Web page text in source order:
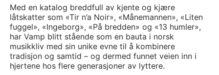
Med en katalog breddfull av kjente og kjære
låtskatter som «Tir n’a Noir», «Månemannen», «Liten
fuggel», «Ingeborg», «På bredden» og «13 humler»,
har Vamp blitt stående som en bauta i norsk
musikkliv med sin unike evne til å kombinere
tradisjon og samtid – og dermed funnet veien inn i
hjertene hos flere generasjoner av lyttere.